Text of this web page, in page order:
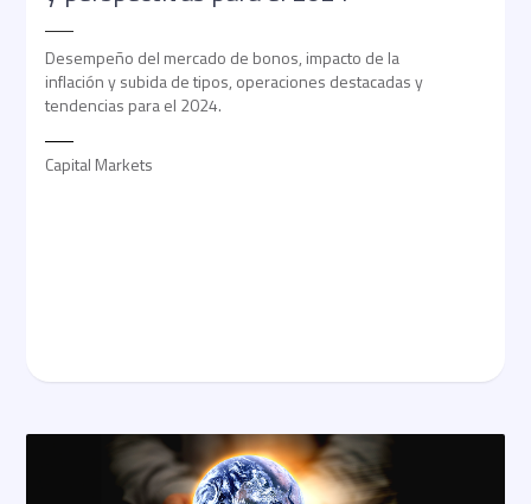
Desempeño del mercado de bonos, impacto de la
inflación y subida de tipos, operaciones destacadas y
tendencias para el 2024.
Capital Markets